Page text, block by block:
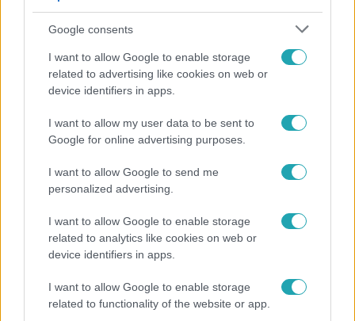
Google consents
I want to allow Google to enable storage
related to advertising like cookies on web or
device identifiers in apps.
I want to allow my user data to be sent to
Google for online advertising purposes.
I want to allow Google to send me
personalized advertising.
I want to allow Google to enable storage
related to analytics like cookies on web or
device identifiers in apps.
I want to allow Google to enable storage
related to functionality of the website or app.
Hosszú Katinka a dokumentumfilmjében Shane
Tusupról: A medencében minden működött